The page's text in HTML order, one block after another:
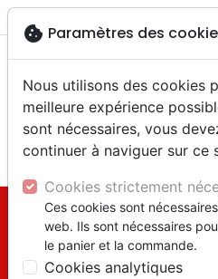
menu
cookie Paramètres des
Nous utilisons des cookies
meilleure expérience
sont nécessaires, vous
continuer à naviguer sur ce
Cookies strictement
Ces cookies sont
web. Ils sont nécessaires
le panier et la commande.
Cookies analytiques